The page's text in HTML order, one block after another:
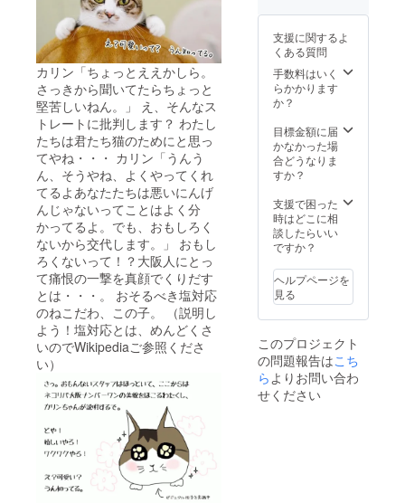
カリン「ちょっとええかしら。
さっきから聞いてたらちょっと
堅苦しいねん。」 え、そんなス
トレートに批判します？ わたし
たちは君たち猫のためにと思っ
てやね・・・ カリン「うんう
ん、そうやね、よくやってくれ
てるよあなたたちは悪いにんげ
んじゃないってことはよく分
かってるよ。でも、おもしろく
ないから交代します。」 おもし
ろくないって！？大阪人にとっ
て痛恨の一撃を真顔でくりだす
とは・・・。 おそるべき塩対応
のねこだわ、この子。 （説明し
よう！塩対応とは、めんどくさ
いのでWikipediaご参照くださ
い）
のただ
の妄想
に終わ
う切な
さもブ
いるイ
ベン
ト参
キーま
たはラ
スク】
当店オ
リジナ
ルの猫
クッ
キー、
または
ラス
ク！猫
ボック
スは広
阜で
は、岐
阜城観
光付
き！ 首
相と官
内しま
す。 姉
妹店サ
ヨーク
ランチ
付 【首
相
ナー）
もしく
は官房
長官に
阜プチ
観光ガ
イド付
きにつ
いて】
間両店
部屋遊
び放
題、ネ
コリパ
好きな
イベン
トへ、
きると
いう無
敵の
カード
50,000
円も支
援して
くださ
に強者
返
し！！
※ご利用
いただ
支援に関するよ
くある質問
手数料はいく
らかかります
か？
目標金額に届
かなかった場
合どうなりま
すか？
支援で困った
時はどこに相
談したらいい
ですか？
ヘルプページを
見る
このプロジェクト
の問題報告はこち
らよりお問い合わ
せください